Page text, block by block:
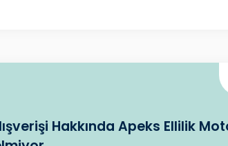
Hakkında Apeks Ellilik